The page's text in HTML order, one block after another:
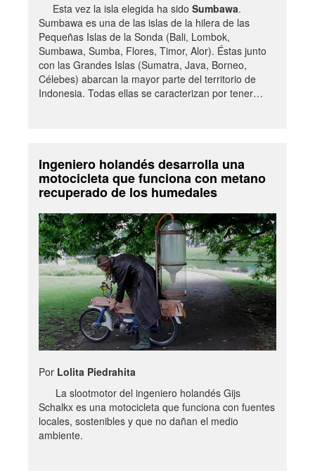
Esta vez la isla elegida ha sido Sumbawa.
Sumbawa es una de las islas de la hilera de las
Pequeñas Islas de la Sonda (Bali, Lombok,
Sumbawa, Sumba, Flores, Timor, Alor). Éstas junto
con las Grandes Islas (Sumatra, Java, Borneo,
Célebes) abarcan la mayor parte del territorio de
Indonesia. Todas ellas se caracterizan por tener…
Ingeniero holandés desarrolla una
motocicleta que funciona con metano
recuperado de los humedales
Por Lolita Piedrahita
La slootmotor del ingeniero holandés Gijs
Schalkx es una motocicleta que funciona con fuentes
locales, sostenibles y que no dañan el medio
ambiente.